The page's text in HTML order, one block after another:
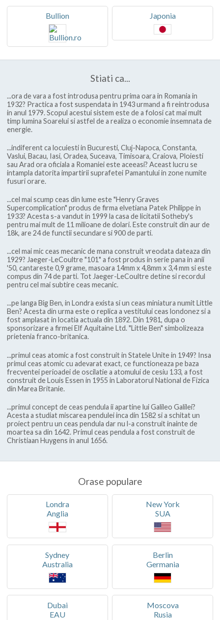
Bullion Japonia
Stiati ca...
...ora de vara a fost introdusa pentru prima oara in Romania in
1932? Practica a fost suspendata in 1943 urmand a fi reintrodusa
in anul 1979. Scopul acestui sistem este de a folosi cat mai mult
timp lumina Soarelui si astfel de a realiza o economie insemnata de
energie.
...indiferent ca locuiesti in Bucuresti, Cluj-Napoca, Constanta,
Vaslui, Bacau, Iasi, Oradea, Suceava, Timisoara, Craiova, Ploiesti
sau Arad ora oficiala a Romaniei este aceeasi? Aceast lucru se
intampla datorita impartirii suprafetei Pamantului in zone numite
fusuri orare.
...cel mai scump ceas din lume este "Henry Graves
Supercomplication" produs de firma elvetiana Patek Philippe in
1933? Acesta s-a vandut in 1999 la casa de licitatii Sotheby's
pentru mai mult de 11 milioane de dolari. Este construit din aur de
18k, are 24 de functii secundare si 900 de parti.
...cel mai mic ceas mecanic de mana construit vreodata dateaza din
1929? Jaeger-LeCoultre "101" a fost produs in serie pana in anii
'50, cantareste 0,9 grame, masoara 14mm x 4,8mm x 3,4 mm si este
compus din 74 de parti. Tot Jaeger-LeCoultre detine si recordul
pentru cel mai subtire ceas mecanic.
...pe langa Big Ben, in Londra exista si un ceas miniatura numit Little
Ben? Acesta din urma este o replica a vestitului ceas londonez si a
fost amplasat in locatia actuala din 1892. Din 1981, dupa o
sponsorizare a firmei Elf Aquitaine Ltd. "Little Ben" simbolizeaza
prietenia franco-britanica.
...primul ceas atomic a fost construit in Statele Unite in 1949? Insa
primul ceas atomic cu adevarat exact, ce functioneaza pe baza
frecventei perioadei de oscilatie a atomului de cesiu 133, a fost
construit de Louis Essen in 1955 in Laboratorul National de Fizica
din Marea Britanie.
...primul concept de ceas pendula ii apartine lui Galileo Galilei?
Acesta a studiat miscarea pendulei inca din 1582 si a schitat un
proiect pentru un ceas pendula dar nu l-a construit inainte de
moartea sa din 1642. Primul ceas pendula a fost construit de
Christiaan Huygens in anul 1656.
Orase populare
Londra
Anglia
New York
SUA
Sydney
Australia
Berlin
Germania
Dubai
EAU
Moscova
Rusia